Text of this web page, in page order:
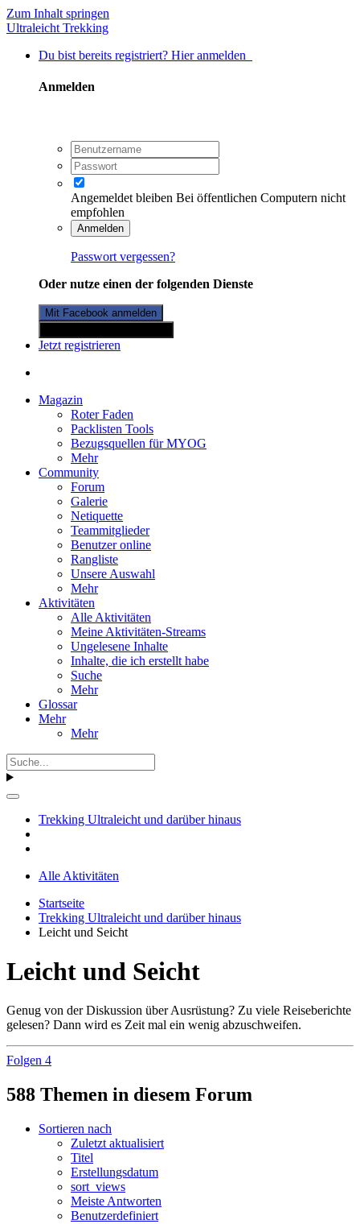
Zum Inhalt springen
Ultraleicht Trekking
Du bist bereits registriert? Hier anmelden
Anmelden
Angemeldet bleiben Bei öffentlichen Computern nicht
empfohlen
Anmelden
Passwort vergessen?
Oder nutze einen der folgenden Dienste
Mit Facebook anmelden
Jetzt registrieren
Magazin
Roter Faden
Packlisten Tools
Bezugsquellen für MYOG
Mehr
Community
Forum
Galerie
Netiquette
Teammitglieder
Benutzer online
Rangliste
Unsere Auswahl
Mehr
Aktivitäten
Alle Aktivitäten
Meine Aktivitäten-Streams
Ungelesene Inhalte
Inhalte, die ich erstellt habe
Suche
Mehr
Glossar
Mehr
Mehr
Trekking Ultraleicht und darüber hinaus
Alle Aktivitäten
Startseite
Trekking Ultraleicht und darüber hinaus
Leicht und Seicht
Leicht und Seicht
Genug von der Diskussion über Ausrüstung? Zu viele Reiseberichte
gelesen? Dann wird es Zeit mal ein wenig abzuschweifen.
Folgen 4
588 Themen in diesem Forum
Sortieren nach
Zuletzt aktualisiert
Titel
Erstellungsdatum
sort_views
Meiste Antworten
Benutzerdefiniert